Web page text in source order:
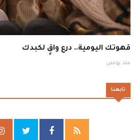
قهوتك اليومية.. درع واقٍ لكبدك
منذ يومين
تابعنا